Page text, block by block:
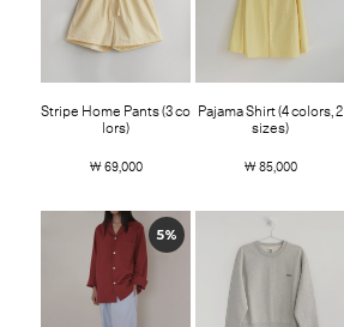
Stripe Home Pants (3 co
lors)
￦ 69,000
Pajama Shirt (4 colors, 2
sizes)
￦ 85,000
5%